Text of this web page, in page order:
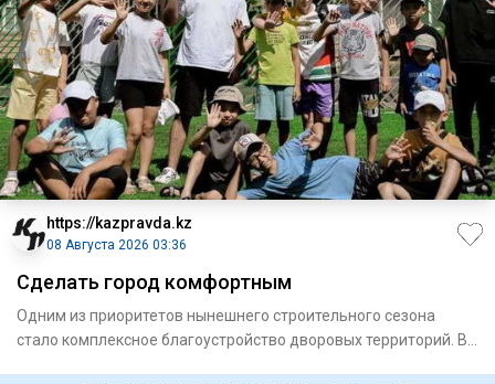
https://kazpravda.kz
08 Августа 2026 03:36
Сделать город комфортным
Одним из приоритетов нынешнего строительного сезона
стало комплексное благоустройство дворовых территорий. В